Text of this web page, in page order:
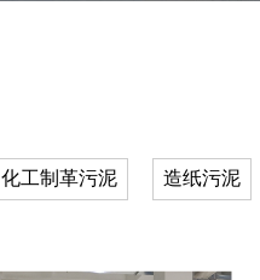
化工制革污泥 造纸污泥